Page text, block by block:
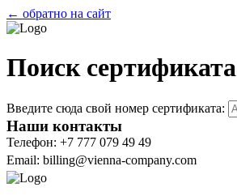
← обратно на сайт
Поиск сертификата
Введите сюда свой номер сертификата:
Наши контакты
Телефон: +7 777 079 49 49
Email: billing@vienna-company.com